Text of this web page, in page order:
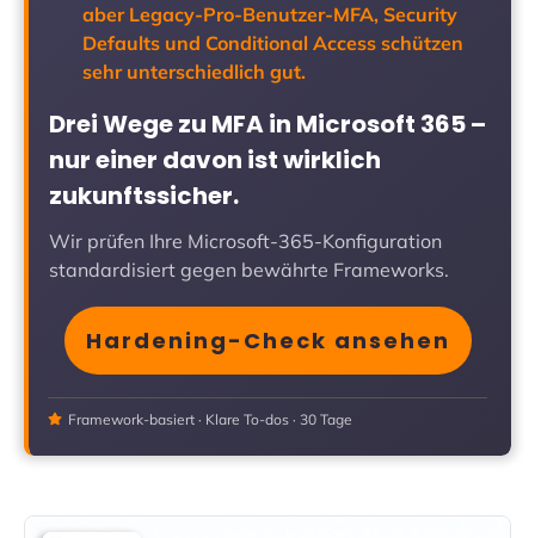
aber Legacy-Pro-Benutzer-MFA, Security
Defaults und Conditional Access schützen
sehr unterschiedlich gut.
Drei Wege zu MFA in Microsoft 365 –
nur einer davon ist wirklich
zukunftssicher.
Wir prüfen Ihre Microsoft-365-Konfiguration
standardisiert gegen bewährte Frameworks.
Hardening-Check ansehen
Framework-basiert · Klare To-dos · 30 Tage